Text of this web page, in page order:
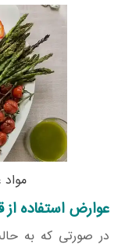
عوارض استفاده از
در صورتی که به